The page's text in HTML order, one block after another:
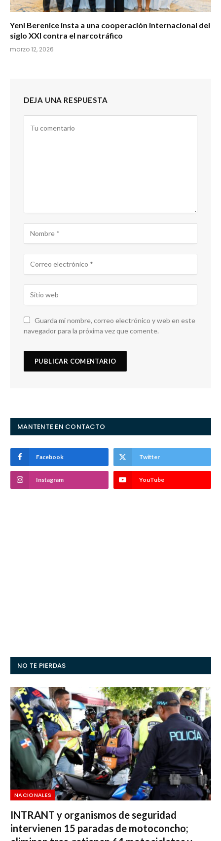
Yeni Berenice insta a una cooperación internacional del
siglo XXI contra el narcotráfico
marzo 12, 2026
DEJA UNA RESPUESTA
Guarda mi nombre, correo electrónico y web en este
navegador para la próxima vez que comente.
MANTENTE EN CONTACTO
Facebook Twitter
Instagram YouTube